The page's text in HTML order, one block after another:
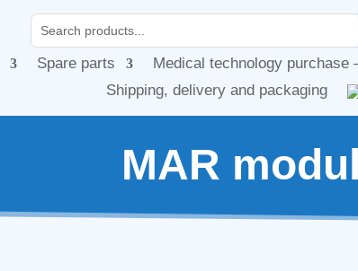
Spare parts Medical technology purchase
Shipping, delivery and packaging
MAR